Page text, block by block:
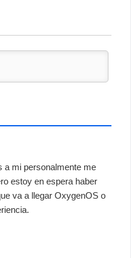
a mi personalmente me
estoy en espera haber
va a llegar OxygenOS o